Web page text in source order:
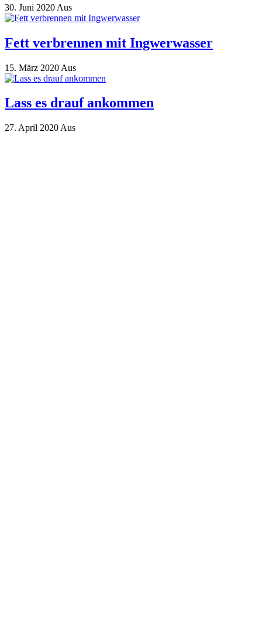
30. Juni 2020 Aus
Fett verbrennen mit Ingwerwasser
15. März 2020 Aus
Lass es drauf ankommen
27. April 2020 Aus